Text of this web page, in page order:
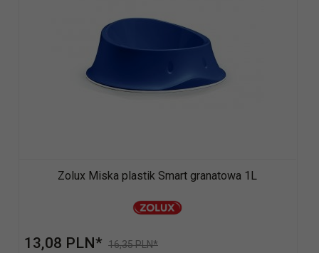
Zolux Miska plastik Smart granatowa 1L
13,08 PLN* 16,35 PLN*